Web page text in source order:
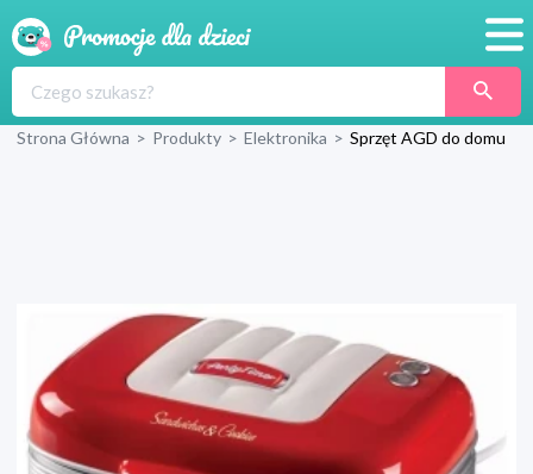
Produkty
Wyprawka
Strona Główna > Produkty > Elektronika > Sprzęt AGD do domu